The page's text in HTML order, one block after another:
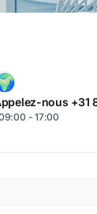
nous +31
- 17:00